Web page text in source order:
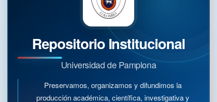
Repositorio Institucional
Universidad de Pamplona
Preservamos, organizamos y difundimos la
producción académica, científica, investigativa y